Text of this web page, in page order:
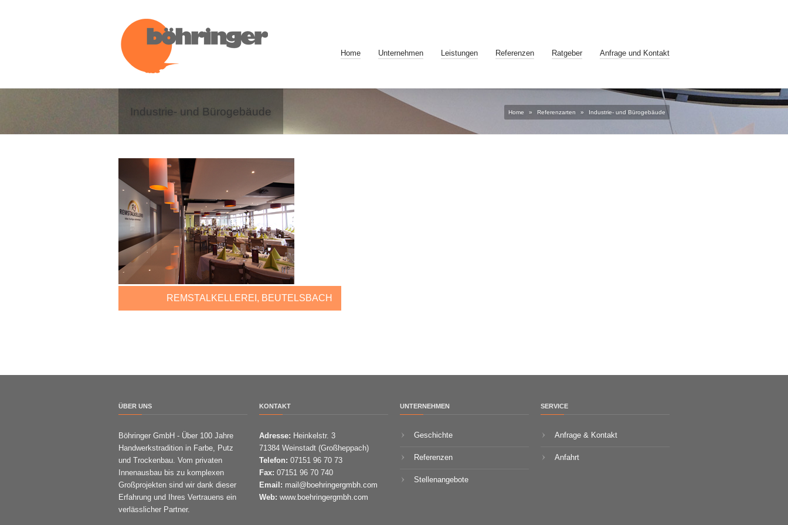
Home Unternehmen Leistungen Referenzen Ratgeber Anfrage und Kontakt
Industrie- und Bürogebäude Home » Referenzarten » Industrie- und Bürogebäude
REMSTALKELLEREI, BEUTELSBACH
ÜBER UNS
Böhringer GmbH - Über 100 Jahre
Handwerkstradition in Farbe, Putz
und Trockenbau. Vom privaten
Innenausbau bis zu komplexen
Großprojekten sind wir dank dieser
Erfahrung und Ihres Vertrauens ein
verlässlicher Partner.
KONTAKT
Adresse: Heinkelstr. 3
71384 Weinstadt (Großheppach)
Telefon: 07151 96 70 73
Fax: 07151 96 70 740
Email: mail@boehringergmbh.com
Web: www.boehringergmbh.com
UNTERNEHMEN
Geschichte
Referenzen
Stellenangebote
SERVICE
Anfrage & Kontakt
Anfahrt